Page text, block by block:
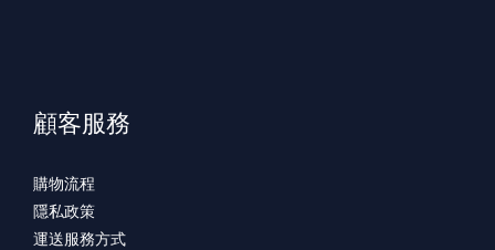
顧客服務
購物流程
隱私政策
運送服務方式